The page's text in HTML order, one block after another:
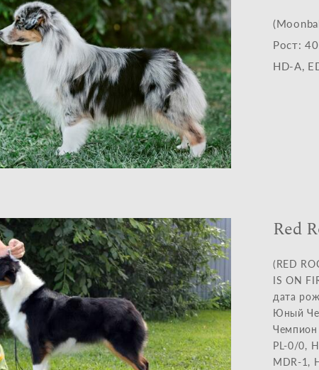
Рост:
HD-A,
Red
(RED
IS ON
дата
Юный
Чемпион
PL-0/0,
MDR-1,